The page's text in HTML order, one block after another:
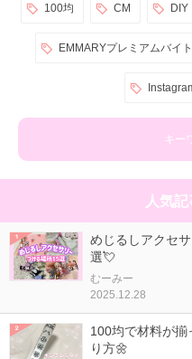
100均 CM DIY
EMMARYプレミアムバイト
キー
人気
めじるしアクセ
選💘
むーみー
2025.12.28
100均で材料が
り方🌼